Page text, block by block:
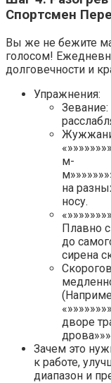
Спортсмен
Вы же не бежите
голосом!
долговечности и
Упражнения:
м-
на
носу.
Плавно
до
сирена
дворе
Зачем это
к работе,
диапазон и